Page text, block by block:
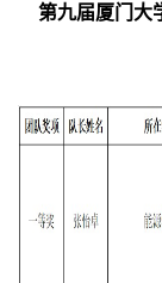
第九届厦门大